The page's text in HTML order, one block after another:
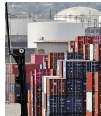
đầu mới giữa Mỹ và
quyền số
03/08/2026 10:50
Giáo hoàng Leo XIV
Cơ bản mới của Vatican
03/08/2026 05:32